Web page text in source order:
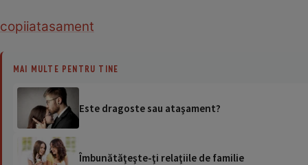
copiiatasament
MAI MULTE PENTRU TINE
Este dragoste sau ataşament?
Îmbunătăţeşte-ţi relaţiile de familie